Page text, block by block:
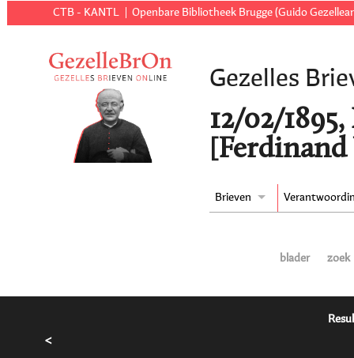
CTB - KANTL Openbare Bibliotheek Brugge (Guido
Gezelles
12/02/
[Ferdinand
Brieven
blader zoek
<